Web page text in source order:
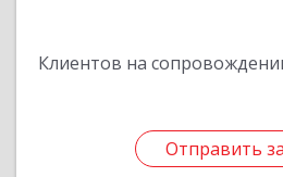
Клиентов на
Отправить
Отправить